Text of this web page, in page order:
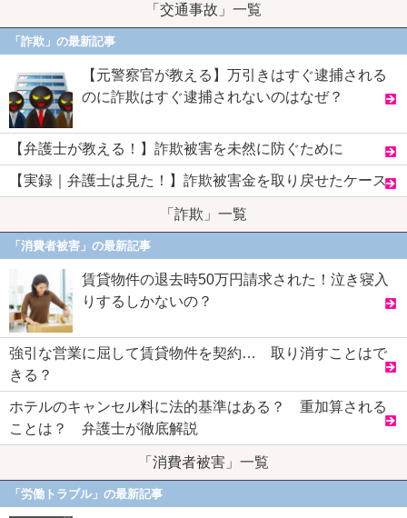
「交通事故」一覧
「詐欺」の最新記事
【元警察官が教える】万引きはすぐ逮捕される
のに詐欺はすぐ逮捕されないのはなぜ？
【弁護士が教える！】詐欺被害を未然に防ぐために
【実録｜弁護士は見た！】詐欺被害金を取り戻せたケース
「詐欺」一覧
「消費者被害」の最新記事
賃貸物件の退去時50万円請求された！泣き寝入
りするしかないの？
強引な営業に屈して賃貸物件を契約… 取り消すことはで
きる？
ホテルのキャンセル料に法的基準はある？ 重加算される
ことは？ 弁護士が徹底解説
「消費者被害」一覧
「労働トラブル」の最新記事